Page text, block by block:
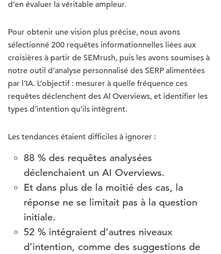
d’en évaluer la véritable ampleur.
Pour obtenir une vision plus précise, nous avons
sélectionné 200 requêtes informationnelles liées aux
croisières à partir de SEMrush, puis les avons soumises à
notre outil d’analyse personnalisé des SERP alimentées
par l’IA. L’objectif : mesurer à quelle fréquence ces
requêtes déclenchent des AI Overviews, et identifier les
types d’intention qu’ils intègrent.
Les tendances étaient difficiles à ignorer :
88 % des requêtes analysées
déclenchaient un AI Overviews.
Et dans plus de la moitié des cas, la
réponse ne se limitait pas à la question
initiale.
52 % intégraient d’autres niveaux
d’intention, comme des suggestions de